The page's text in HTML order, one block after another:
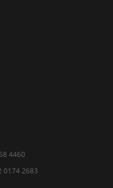
4460
0174 2683